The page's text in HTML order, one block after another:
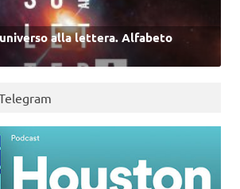
alla lettera. Alfabeto